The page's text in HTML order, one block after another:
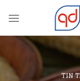
TIN